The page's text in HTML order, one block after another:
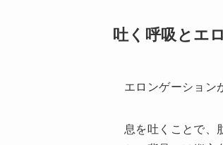
吐く呼吸とエ
エロンゲーション
息を吐くことで、